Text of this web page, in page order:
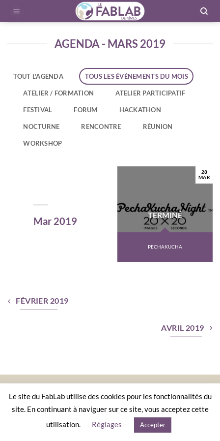
AGENDA - MARS 2019
TOUT L'AGENDA TOUS LES ÉVÉNEMENTS DU MOIS
ATELIER / FORMATION ATELIER PARTICIPATIF
FESTIVAL FORUM HACKATHON
NOCTURNE RENCONTRE RÉUNION
WORKSHOP
Mar 2019
28
MAR
PECHAKUCHA
TERMINÉ
FÉVRIER 2019
AVRIL 2019
MENTIONS LÉGALES
Copyright 2026 © Le FabLab de NîmesparLes Incroyables
Possibles
Le site du FabLab utilise des cookies pour les fonctionnalités du
site. En continuant à naviguer sur ce site, vous acceptez cette
utilisation.
Réglages Accepter